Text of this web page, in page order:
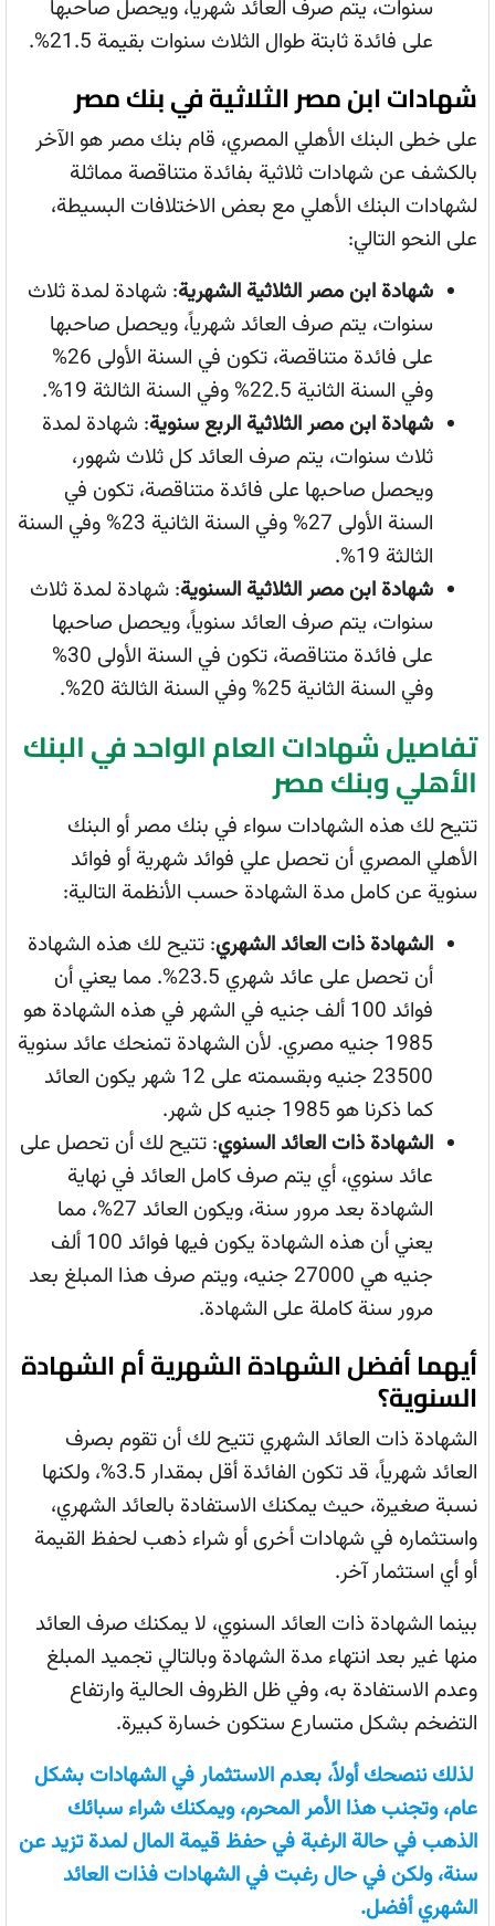
سنوات، يتم صرف العائد شهرياً، ويحصل صاحبها
على فائدة ثابتة طوال الثلاث سنوات بقيمة 21.5%.
شهادات ابن مصر الثلاثية في بنك مصر
على خطى البنك الأهلي المصري، قام بنك مصر هو الآخر
بالكشف عن شهادات ثلاثية بفائدة متناقصة مماثلة
لشهادات البنك الأهلي مع بعض الاختلافات البسيطة،
على النحو التالي:
شهادة ابن مصر الثلاثية الشهرية: شهادة لمدة ثلاث
سنوات، يتم صرف العائد شهرياً، ويحصل صاحبها
على فائدة متناقصة، تكون في السنة الأولى 26%
وفي السنة الثانية 22.5% وفي السنة الثالثة 19%.
شهادة ابن مصر الثلاثية الربع سنوية: شهادة لمدة
ثلاث سنوات، يتم صرف العائد كل ثلاث شهور،
ويحصل صاحبها على فائدة متناقصة، تكون في
السنة الأولى 27% وفي السنة الثانية 23% وفي السنة
الثالثة 19%.
شهادة ابن مصر الثلاثية السنوية: شهادة لمدة ثلاث
سنوات، يتم صرف العائد سنوياً، ويحصل صاحبها
على فائدة متناقصة، تكون في السنة الأولى 30%
وفي السنة الثانية 25% وفي السنة الثالثة 20%.
تفاصيل شهادات العام الواحد في البنك
الأهلي وبنك مصر
تتيح لك هذه الشهادات سواء في بنك مصر أو البنك
الأهلي المصري أن تحصل علي فوائد شهرية أو فوائد
سنوية عن كامل مدة الشهادة حسب الأنظمة التالية:
الشهادة ذات العائد الشهري: تتيح لك هذه الشهادة
أن تحصل على عائد شهري 23.5%. مما يعني أن
فوائد 100 ألف جنيه في الشهر في هذه الشهادة هو
1985 جنيه مصري. لأن الشهادة تمنحك عائد سنوية
23500 جنيه وبقسمته على 12 شهر يكون العائد
كما ذكرنا هو 1985 جنيه كل شهر.
الشهادة ذات العائد السنوي: تتيح لك أن تحصل على
عائد سنوي، أي يتم صرف كامل العائد في نهاية
الشهادة بعد مرور سنة، ويكون العائد 27%، مما
يعني أن هذه الشهادة يكون فيها فوائد 100 ألف
جنيه هي 27000 جنيه، ويتم صرف هذا المبلغ بعد
مرور سنة كاملة على الشهادة.
أيهما أفضل الشهادة الشهرية أم الشهادة
السنوية؟
الشهادة ذات العائد الشهري تتيح لك أن تقوم بصرف
العائد شهرياً، قد تكون الفائدة أقل بمقدار 3.5%، ولكنها
نسبة صغيرة، حيث يمكنك الاستفادة بالعائد الشهري،
واستثماره في شهادات أخرى أو شراء ذهب لحفظ القيمة
أو أي استثمار آخر.
بينما الشهادة ذات العائد السنوي، لا يمكنك صرف العائد
منها غير بعد انتهاء مدة الشهادة وبالتالي تجميد المبلغ
وعدم الاستفادة به، وفي ظل الظروف الحالية وارتفاع
التضخم بشكل متسارع ستكون خسارة كبيرة.
لذلك ننصحك أولاً، بعدم الاستثمار في الشهادات بشكل
عام، وتجنب هذا الأمر المحرم، ويمكنك شراء سبائك
الذهب في حالة الرغبة في حفظ قيمة المال لمدة تزيد عن
سنة، ولكن في حال رغبت في الشهادات فذات العائد
الشهري أفضل.